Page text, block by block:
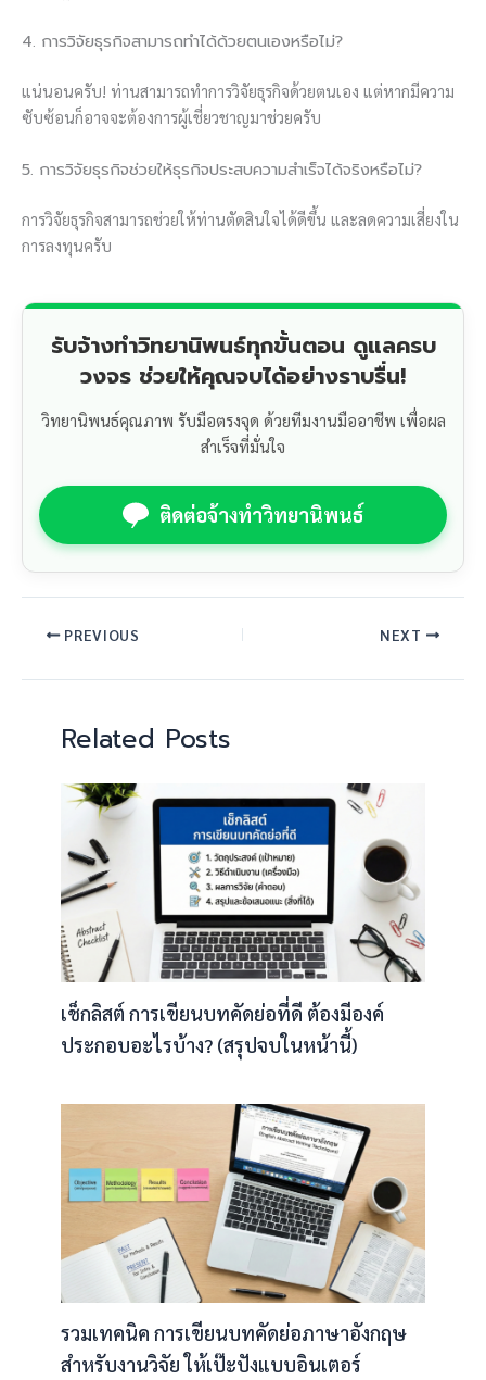
4. การวิจัยธุรกิจสามารถทำได้ด้วยตนเองหรือไม่?
แน่นอนครับ! ท่านสามารถทำการวิจัยธุรกิจด้วยตนเอง แต่หากมีความ
ซับซ้อนก็อาจจะต้องการผู้เชี่ยวชาญมาช่วยครับ
5. การวิจัยธุรกิจช่วยให้ธุรกิจประสบความสำเร็จได้จริงหรือไม่?
การวิจัยธุรกิจสามารถช่วยให้ท่านตัดสินใจได้ดีขึ้น และลดความเสี่ยงใน
การลงทุนครับ
รับจ้างทำวิทยานิพนธ์ทุกขั้นตอน ดูแลครบ
วงจร ช่วยให้คุณจบได้อย่างราบรื่น!
วิทยานิพนธ์คุณภาพ รับมือตรงจุด ด้วยทีมงานมืออาชีพ เพื่อผล
สำเร็จที่มั่นใจ
ติดต่อจ้างทำวิทยานิพนธ์
PREVIOUS NEXT
Related Posts
เช็กลิสต์ การเขียนบทคัดย่อที่ดี ต้องมีองค์
ประกอบอะไรบ้าง? (สรุปจบในหน้านี้)
รวมเทคนิค การเขียนบทคัดย่อภาษาอังกฤษ
สำหรับงานวิจัย ให้เป๊ะปังแบบอินเตอร์